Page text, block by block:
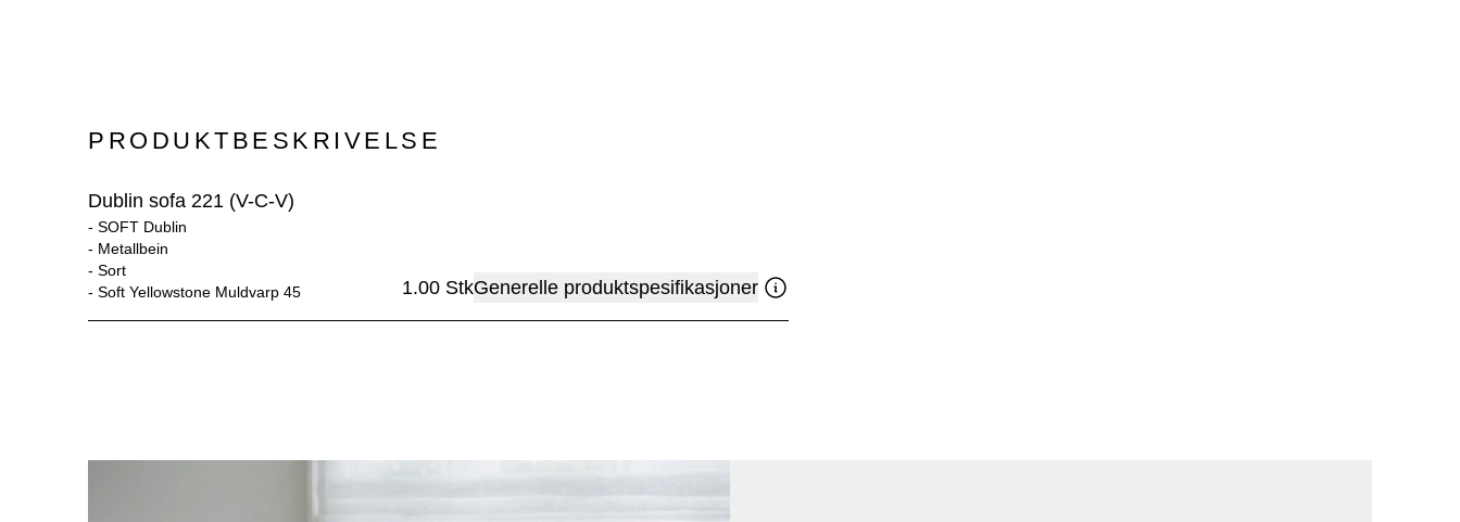
PRODUKTBESKRIVELSE
Dublin sofa 221 (V-C-V)
- SOFT Dublin
- Metallbein
- Sort
- Soft Yellowstone Muldvarp 45 1.00 StkGenerelle produktspesifikasjoner